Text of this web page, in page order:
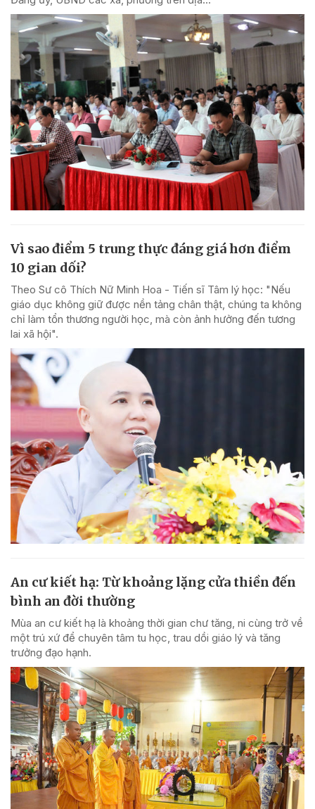
Vì sao điểm 5 trung thực đáng giá hơn điểm
10 gian dối?
Theo Sư cô Thích Nữ Minh Hoa - Tiến sĩ Tâm lý học: "Nếu
giáo dục không giữ được nền tảng chân thật, chúng ta không
chỉ làm tổn thương người học, mà còn ảnh hưởng đến tương
lai xã hội".
An cư kiết hạ: Từ khoảng lặng cửa thiền đến
bình an đời thường
Mùa an cư kiết hạ là khoảng thời gian chư tăng, ni cùng trở về
một trú xứ để chuyên tâm tu học, trau dồi giáo lý và tăng
trưởng đạo hạnh.